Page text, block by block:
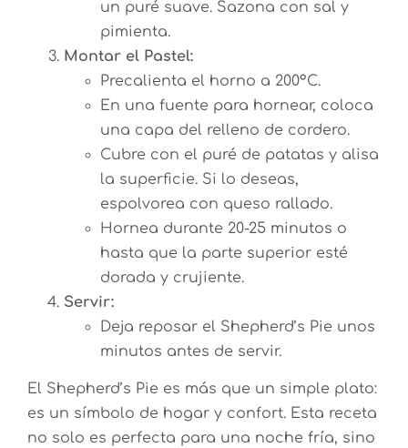
un puré suave. Sazona con sal y
pimienta.
Montar el Pastel:
Precalienta el horno a 200°C.
En una fuente para hornear, coloca
una capa del relleno de cordero.
Cubre con el puré de patatas y alisa
la superficie. Si lo deseas,
espolvorea con queso rallado.
Hornea durante 20-25 minutos o
hasta que la parte superior esté
dorada y crujiente.
Servir:
Deja reposar el Shepherd’s Pie unos
minutos antes de servir.
El Shepherd’s Pie es más que un simple plato:
es un símbolo de hogar y confort. Esta receta
no solo es perfecta para una noche fría, sino